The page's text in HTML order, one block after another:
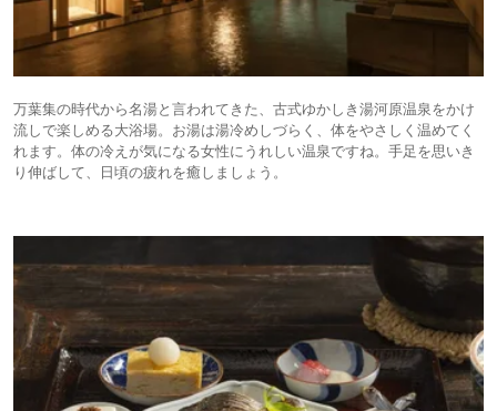
万葉集の時代から名湯と言われてきた、古式ゆかしき湯河原温泉をかけ
流しで楽しめる大浴場。お湯は湯冷めしづらく、体をやさしく温めてく
れます。体の冷えが気になる女性にうれしい温泉ですね。手足を思いき
り伸ばして、日頃の疲れを癒しましょう。